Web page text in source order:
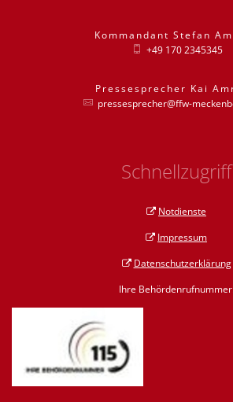
Kommandant Stefan
+49 170 2345345
Pressesprecher Kai
pressesprecher@ffw-
Schnellzugriff
Notdienste
Impressum
Datenschutzerklärung
Ihre